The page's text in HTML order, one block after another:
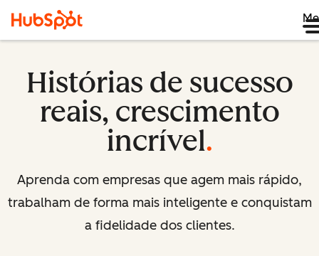
Histórias de sucesso
reais, crescimento
incrível.
Aprenda com empresas que agem mais rápido,
trabalham de forma mais inteligente e conquistam
a fidelidade dos clientes.